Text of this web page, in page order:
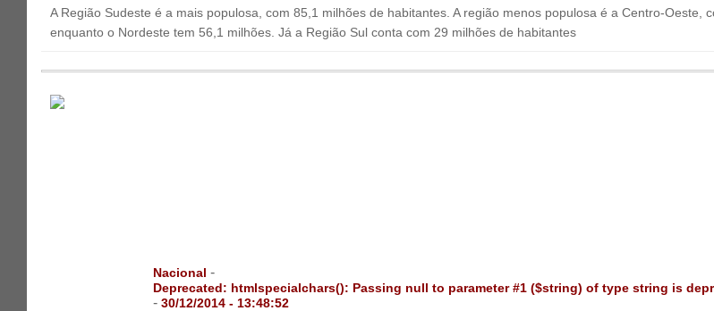
A Região Sudeste é a mais populosa, com 85,1 milhões de habitantes. A região menos populosa é a Centro-Oeste,
enquanto o Nordeste tem 56,1 milhões. Já a Região Sul conta com 29 milhões de habitantes
Nacional -
Deprecated: htmlspecialchars(): Passing null to parameter #1 ($string) of type string is
-30/12/2014 - 13:48:52